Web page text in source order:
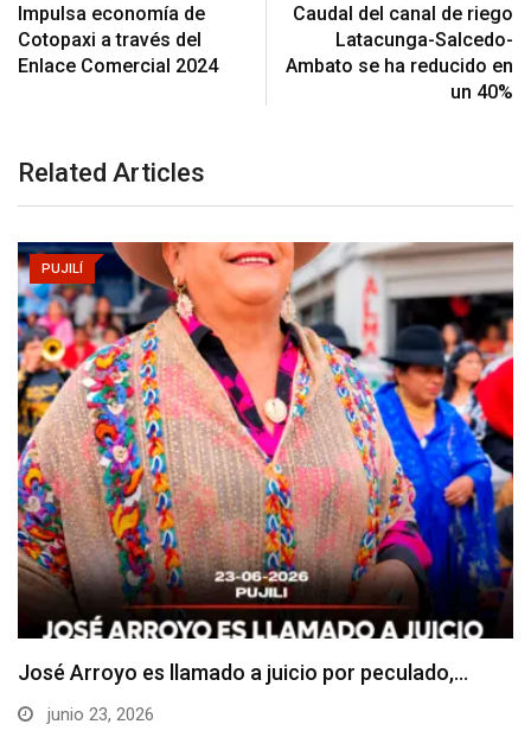
Impulsa economía de
Cotopaxi a través del
Enlace Comercial 2024
Caudal del canal de riego
Latacunga-Salcedo-
Ambato se ha reducido en
un 40%
Related Articles
PUJILÍ
La Universidad Estatal de Milagro (UNEMI) impulsa
el…